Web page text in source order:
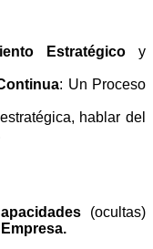
Estratégicoy
: Un Proceso
estratégica, hablar del
(ocultas)
Empresa.